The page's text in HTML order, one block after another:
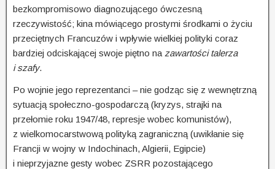
bezkompromisowo diagnozującego ówczesną
rzeczywistość; kina mówiącego prostymi środkami o życiu
przeciętnych Francuzów i wpływie wielkiej polityki coraz
bardziej odciskającej swoje piętno na zawartości talerza
i szafy.
Po wojnie jego reprezentanci – nie godząc się z wewnętrzną
sytuacją społeczno-gospodarczą (kryzys, strajki na
przełomie roku 1947/48, represje wobec komunistów),
z wielkomocarstwową polityką zagra­niczną (uwikłanie się
Francji w wojny w Indochinach, Algierii, Egipcie)
i nieprzyjazne gesty wobec ZSRR pozostającego